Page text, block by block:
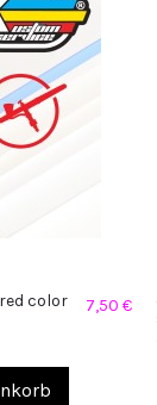
color
7,50 €